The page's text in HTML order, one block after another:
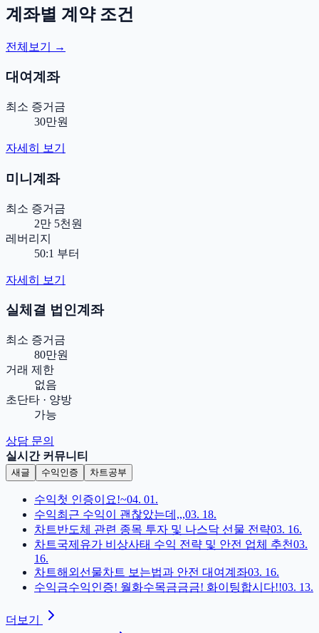
계좌별 계약 조건
전체보기 →
대여계좌
최소 증거금
30만원
자세히 보기
미니계좌
최소 증거금
2만 5천원
레버리지
50:1 부터
자세히 보기
실체결 법인계좌
최소 증거금
80만원
거래 제한
없음
초단타 · 양방
가능
상담 문의
실시간 커뮤니티
새글 수익인증 차트공부
수익첫 인증이요!~04. 01.
수익최근 수익이 괜찮았는데,,,03. 18.
차트반도체 관련 종목 투자 및 나스닥 선물 전략03. 16.
차트국제유가 비상사태 수익 전략 및 안전 업체 추천03.
16.
차트해외선물차트 보는법과 안전 대여계좌03. 16.
수익금수익인증! 월화수목금금금! 화이팅합시다!!03. 13.
더보기